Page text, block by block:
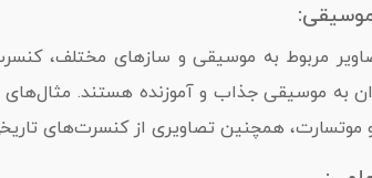
مربوط به موسیقی و سازهای مختلف،
به موسیقی جذاب و آموزنده هستند. مثال‌های
و موتسارت، همچنین تصاویری از کنسرت‌های